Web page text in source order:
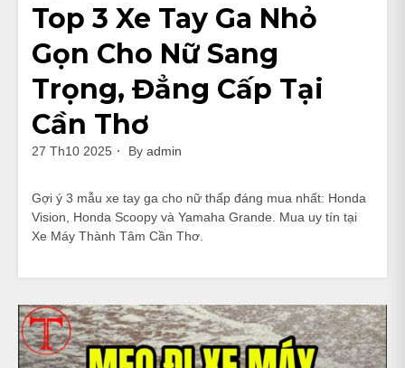
Top 3 Xe Tay Ga Nhỏ
Gọn Cho Nữ Sang
Trọng, Đẳng Cấp Tại
Cần Thơ
27 Th10 2025 By admin
Gợi ý 3 mẫu xe tay ga cho nữ thấp đáng mua nhất: Honda
Vision, Honda Scoopy và Yamaha Grande. Mua uy tín tại
Xe Máy Thành Tâm Cần Thơ.